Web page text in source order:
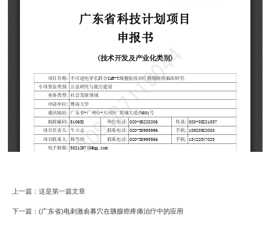
上一篇：这是第一篇文章
下一篇： (广东省)电刺激俞募穴在胰腺癌疼痛治疗中的应用